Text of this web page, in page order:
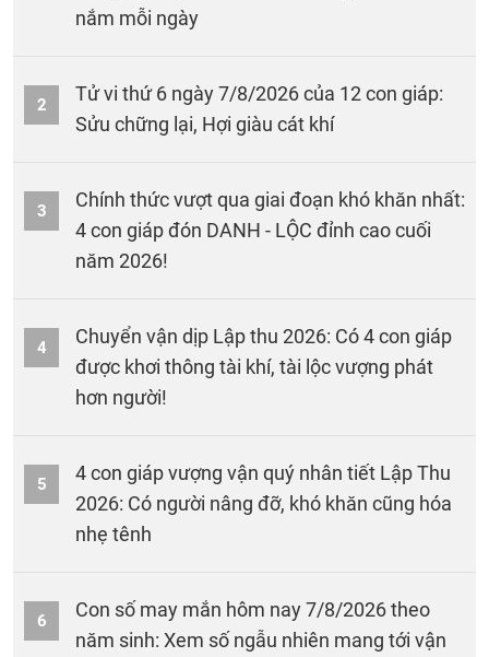
nắm mỗi ngày
2
Tử vi thứ 6 ngày 7/8/2026 của 12 con giáp:
Sửu chững lại, Hợi giàu cát khí
3
Chính thức vượt qua giai đoạn khó khăn nhất:
4 con giáp đón DANH - LỘC đỉnh cao cuối
năm 2026!
4
Chuyển vận dịp Lập thu 2026: Có 4 con giáp
được khơi thông tài khí, tài lộc vượng phát
hơn người!
5
4 con giáp vượng vận quý nhân tiết Lập Thu
2026: Có người nâng đỡ, khó khăn cũng hóa
nhẹ tênh
6
Con số may mắn hôm nay 7/8/2026 theo
năm sinh: Xem số ngẫu nhiên mang tới vận